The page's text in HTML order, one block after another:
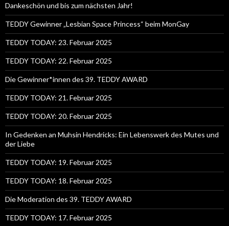
Dankeschön und bis zum nächsten Jahr!
TEDDY Gewinner „Lesbian Space Princess“ beim MonGay
TEDDY TODAY: 23. Februar 2025
TEDDY TODAY: 22. Februar 2025
Die Gewinner*innen des 39. TEDDY AWARD
TEDDY TODAY: 21. Februar 2025
TEDDY TODAY: 20. Februar 2025
In Gedenken an Muhsin Hendricks: Ein Lebenswerk des Mutes und
der Liebe
TEDDY TODAY: 19. Februar 2025
TEDDY TODAY: 18. Februar 2025
Die Moderation des 39. TEDDY AWARD
TEDDY TODAY: 17. Februar 2025